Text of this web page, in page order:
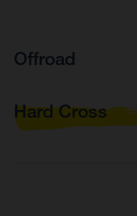
Offroad
Hard Cross